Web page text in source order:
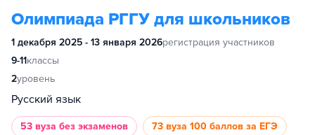
Олимпиада РГГУ для школьников
1 декабря 2025 - 13 января 2026регистрация участников
9-11классы
2уровень
Русский язык
53 вуза без экзаменов 73 вуза 100 баллов за ЕГЭ